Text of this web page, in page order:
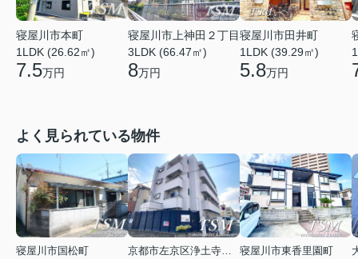
寝屋川市本町
1LDK (26.62㎡)
7.5万円
寝屋川市上神田２丁目
3LDK (66.47㎡)
8万円
寝屋川市田井町
1LDK (39.29㎡)
5.8万円
よく見られている物件
寝屋川市国松町
京都市左京区浄土寺馬場町
寝屋川市東香里園町